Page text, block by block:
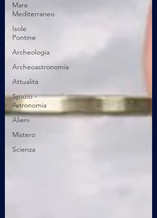
Mare
Mediterraneo
Isole
Pontine
Archeologia
Archeoastronomia
Attualità
Spazio -
Astronomia
Alieni
Mistero
Scienza